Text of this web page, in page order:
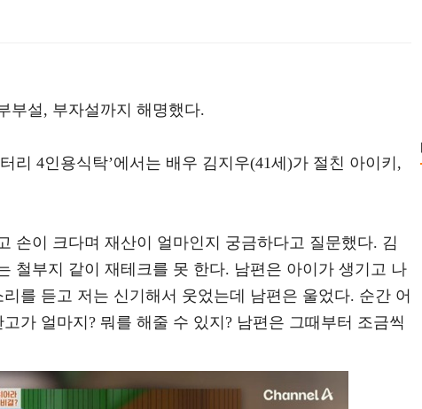
부설, 부자설까지 해명했다.
리 4인용식탁’에서는 배우 김지우(41세)가 절친 아이키,
손이 크다며 재산이 얼마인지 궁금하다고 질문했다. 김
철부지 같이 재테크를 못 한다. 남편은 아이가 생기고 나
를 듣고 저는 신기해서 웃었는데 남편은 울었다. 순간 어
가 얼마지? 뭐를 해줄 수 있지? 남편은 그때부터 조금씩